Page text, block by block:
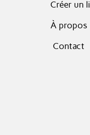
Créer un
À propos
Contact